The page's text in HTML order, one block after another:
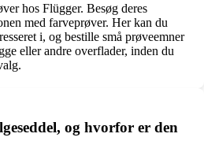
hos Flügger. Besøg deres
med farveprøver. Her kan du
i, og bestille små prøveemner
eller andre overflader, inden du
og hvorfor er den